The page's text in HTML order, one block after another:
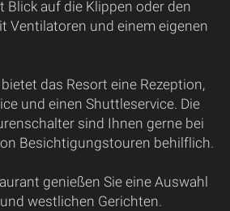
Blick auf die Klippen oder den
Ventilatoren und einem eigenen
das Resort eine Rezeption,
und einen Shuttleservice. Die
sind Ihnen gerne bei
Besichtigungstouren behilflich.
genießen Sie eine Auswahl
westlichen Gerichten.